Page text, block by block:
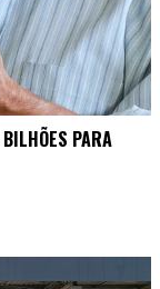
PARA